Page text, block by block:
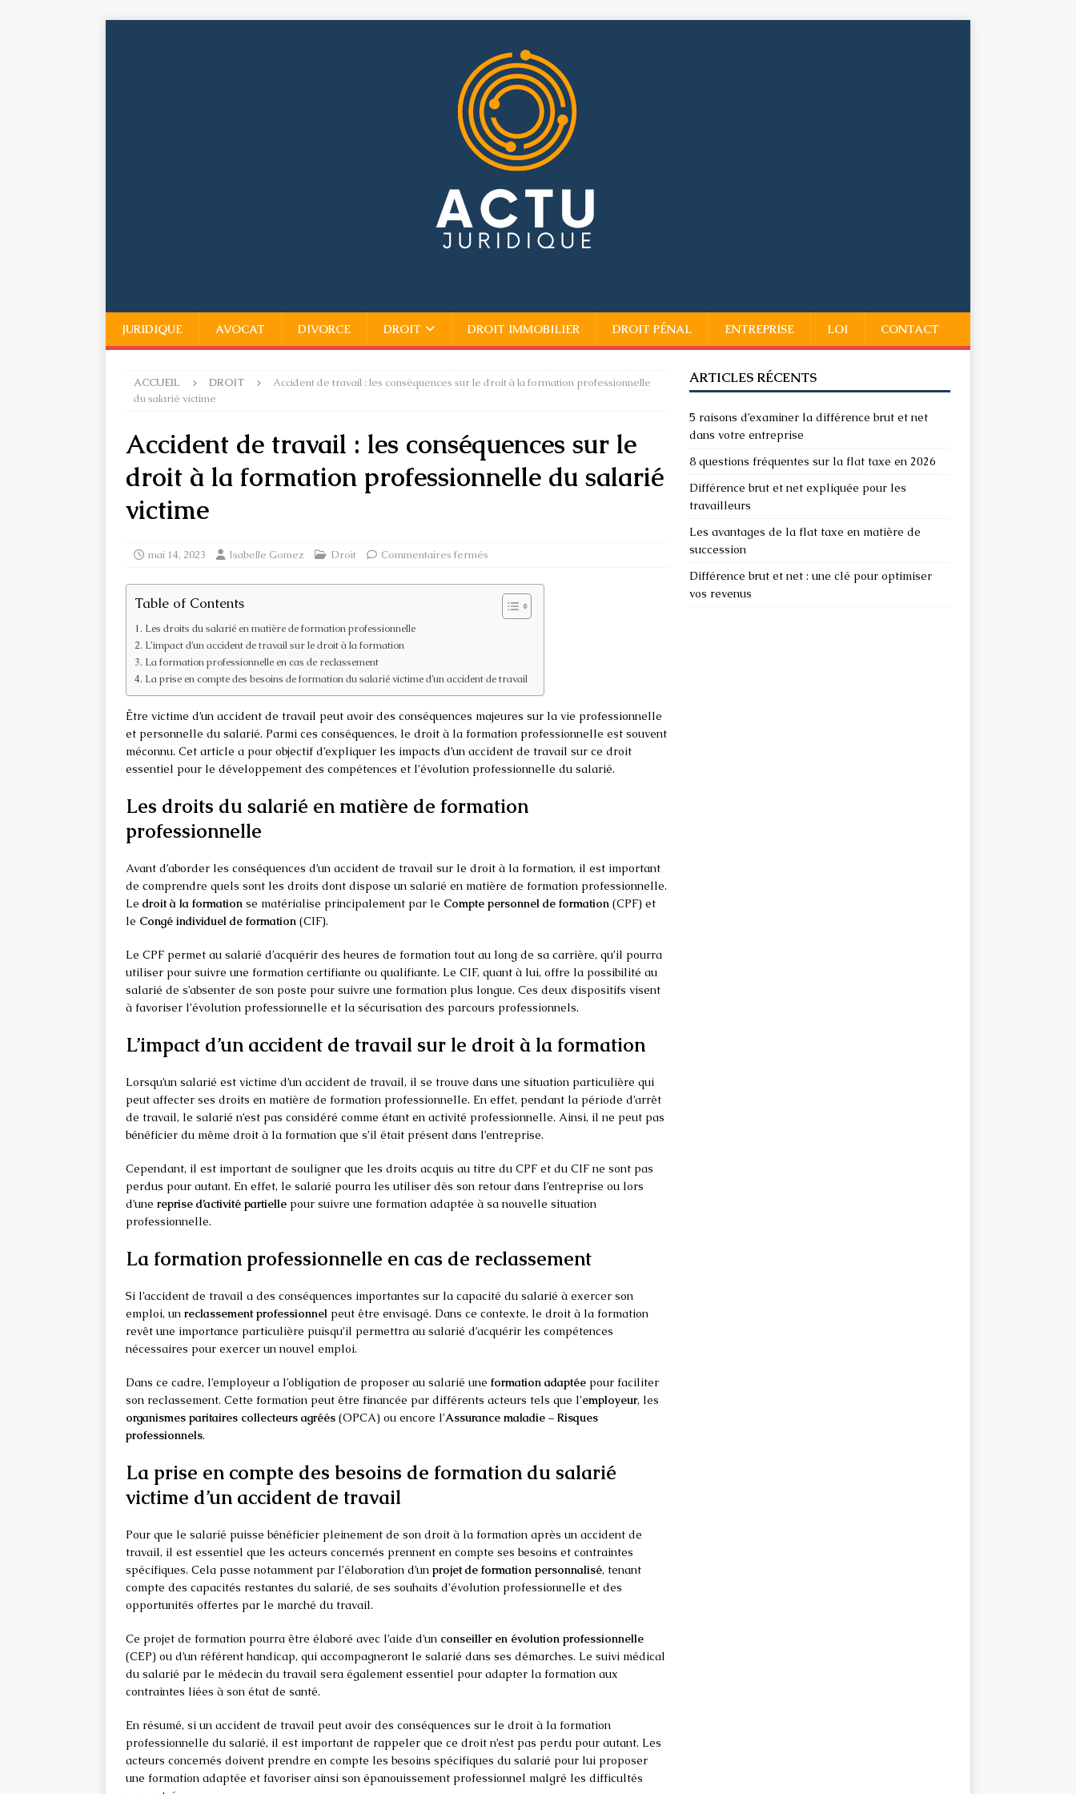
JURIDIQUE AVOCAT DIVORCE DROIT DROIT IMMOBILIER DROIT PÉNAL ENTREPRISE LOI CONTACT
ACCUEIL DROIT
Accident de travail : les conséquences sur le droit à la formation professionnelle
du salarié victime
Accident de travail : les conséquences sur le
droit à la formation professionnelle du salarié
victime
mai 14, 2023 Isabelle Gomez Droit Commentaires fermés
Table of Contents
Les droits du salarié en matière de formation professionnelle
L’impact d’un accident de travail sur le droit à la formation
La formation professionnelle en cas de reclassement
La prise en compte des besoins de formation du salarié victime d’un accident de travail
Être victime d’un accident de travail peut avoir des conséquences majeures sur la vie professionnelle
et personnelle du salarié. Parmi ces conséquences, le droit à la formation professionnelle est souvent
méconnu. Cet article a pour objectif d’expliquer les impacts d’un accident de travail sur ce droit
essentiel pour le développement des compétences et l’évolution professionnelle du salarié.
Les droits du salarié en matière de formation
professionnelle
Avant d’aborder les conséquences d’un accident de travail sur le droit à la formation, il est important
de comprendre quels sont les droits dont dispose un salarié en matière de formation professionnelle.
Le droit à la formation se matérialise principalement par le Compte personnel de formation (CPF) et
le Congé individuel de formation (CIF).
Le CPF permet au salarié d’acquérir des heures de formation tout au long de sa carrière, qu’il pourra
utiliser pour suivre une formation certifiante ou qualifiante. Le CIF, quant à lui, offre la possibilité au
salarié de s’absenter de son poste pour suivre une formation plus longue. Ces deux dispositifs visent
à favoriser l’évolution professionnelle et la sécurisation des parcours professionnels.
L’impact d’un accident de travail sur le droit à la formation
Lorsqu’un salarié est victime d’un accident de travail, il se trouve dans une situation particulière qui
peut affecter ses droits en matière de formation professionnelle. En effet, pendant la période d’arrêt
de travail, le salarié n’est pas considéré comme étant en activité professionnelle. Ainsi, il ne peut pas
bénéficier du même droit à la formation que s’il était présent dans l’entreprise.
Cependant, il est important de souligner que les droits acquis au titre du CPF et du CIF ne sont pas
perdus pour autant. En effet, le salarié pourra les utiliser dès son retour dans l’entreprise ou lors
d’une reprise d’activité partielle pour suivre une formation adaptée à sa nouvelle situation
professionnelle.
La formation professionnelle en cas de reclassement
Si l’accident de travail a des conséquences importantes sur la capacité du salarié à exercer son
emploi, un reclassement professionnel peut être envisagé. Dans ce contexte, le droit à la formation
revêt une importance particulière puisqu’il permettra au salarié d’acquérir les compétences
nécessaires pour exercer un nouvel emploi.
Dans ce cadre, l’employeur a l’obligation de proposer au salarié une formation adaptée pour faciliter
son reclassement. Cette formation peut être financée par différents acteurs tels que l’employeur, les
organismes paritaires collecteurs agréés (OPCA) ou encore l’Assurance maladie – Risques
professionnels.
La prise en compte des besoins de formation du salarié
victime d’un accident de travail
Pour que le salarié puisse bénéficier pleinement de son droit à la formation après un accident de
travail, il est essentiel que les acteurs concernés prennent en compte ses besoins et contraintes
spécifiques. Cela passe notamment par l’élaboration d’un projet de formation personnalisé, tenant
compte des capacités restantes du salarié, de ses souhaits d’évolution professionnelle et des
opportunités offertes par le marché du travail.
Ce projet de formation pourra être élaboré avec l’aide d’un conseiller en évolution professionnelle
(CEP) ou d’un référent handicap, qui accompagneront le salarié dans ses démarches. Le suivi médical
du salarié par le médecin du travail sera également essentiel pour adapter la formation aux
contraintes liées à son état de santé.
En résumé, si un accident de travail peut avoir des conséquences sur le droit à la formation
professionnelle du salarié, il est important de rappeler que ce droit n’est pas perdu pour autant. Les
acteurs concernés doivent prendre en compte les besoins spécifiques du salarié pour lui proposer
une formation adaptée et favoriser ainsi son épanouissement professionnel malgré les difficultés
ARTICLES RÉCENTS
5 raisons d’examiner la différence brut et net
dans votre entreprise
8 questions fréquentes sur la flat taxe en 2026
Différence brut et net expliquée pour les
travailleurs
Les avantages de la flat taxe en matière de
succession
Différence brut et net : une clé pour optimiser
vos revenus